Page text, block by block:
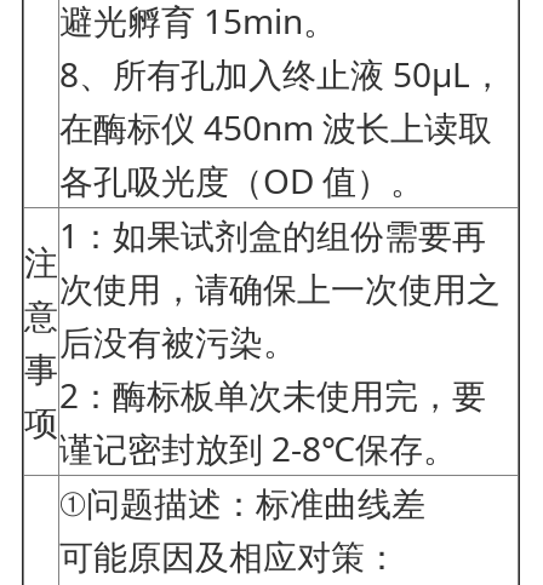
避光孵育 15min。
8、所有孔加入终止液 50μL，
在酶标仪 450nm 波长上读取
各孔吸光度（OD 值）。
注
意
事
项
1：如果试剂盒的组份需要再
次使用，请确保上一次使用之
后没有被污染。
2：酶标板单次未使用完，要
谨记密封放到 2-8℃保存。
①问题描述：标准曲线差
可能原因及相应对策：